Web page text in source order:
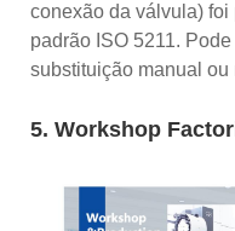
conexão da válvula)
padrão ISO 5211.
substituição manual ou
5. Workshop